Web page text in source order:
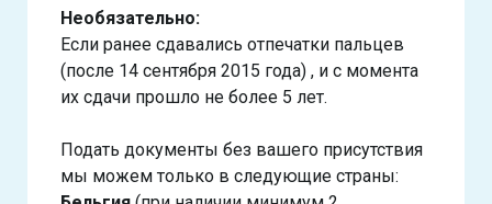
Необязательно:
Если ранее сдавались отпечатки пальцев
(после 14 сентября 2015 года) , и с момента
их сдачи прошло не более 5 лет.
Подать документы без вашего присутствия
мы можем только в следующие страны: